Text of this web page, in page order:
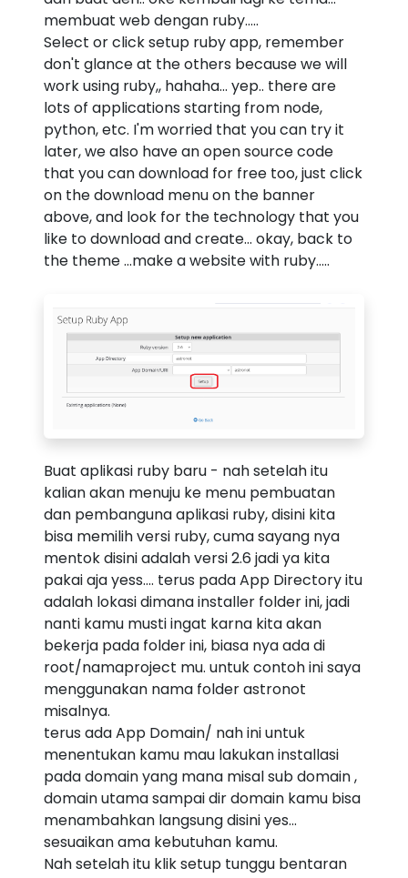
membuat web dengan ruby.....
Select or click setup ruby app, remember
don't glance at the others because we will
work using ruby,, hahaha... yep.. there are
lots of applications starting from node,
python, etc. I'm worried that you can try it
later, we also have an open source code
that you can download for free too, just click
on the download menu on the banner
above, and look for the technology that you
like to download and create... okay, back to
the theme ...make a website with ruby.....
Buat aplikasi ruby baru - nah setelah itu
kalian akan menuju ke menu pembuatan
dan pembanguna aplikasi ruby, disini kita
bisa memilih versi ruby, cuma sayang nya
mentok disini adalah versi 2.6 jadi ya kita
pakai aja yess.... terus pada App Directory itu
adalah lokasi dimana installer folder ini, jadi
nanti kamu musti ingat karna kita akan
bekerja pada folder ini, biasa nya ada di
root/namaproject mu. untuk contoh ini saya
menggunakan nama folder astronot
misalnya.
terus ada App Domain/ nah ini untuk
menentukan kamu mau lakukan installasi
pada domain yang mana misal sub domain ,
domain utama sampai dir domain kamu bisa
menambahkan langsung disini yes...
sesuaikan ama kebutuhan kamu.
Nah setelah itu klik setup tunggu bentaran